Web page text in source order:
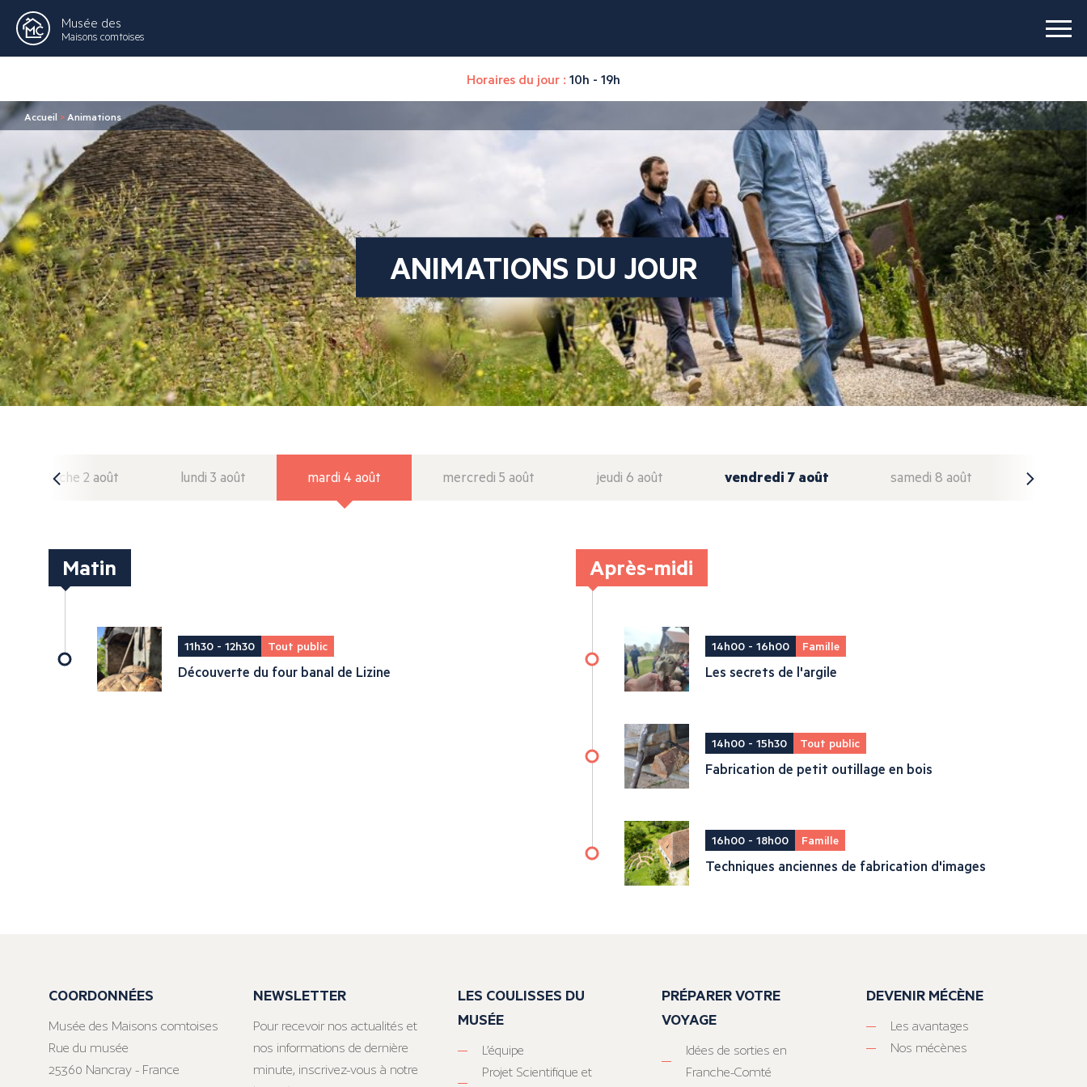
Musée des
Maisons comtoises
Horaires du jour : 10h - 19h
Accueil > Animations
ANIMATIONS DU JOUR
dimanche 2 août lundi 3 août mardi 4 août mercredi 5 août jeudi 6 août vendredi 7 août samedi 8 août
Matin
11h30 - 12h30 Tout public
Découverte du four banal de Lizine
Après-midi
14h00 - 16h00 Famille
Les secrets de l'argile
14h00 - 15h30 Tout public
Fabrication de petit outillage en bois
16h00 - 18h00 Famille
Techniques anciennes de fabrication d'images
COORDONNÉES
Musée des Maisons comtoises
Rue du musée
25360 Nancray - France
NEWSLETTER
Pour recevoir nos actualités et
nos informations de dernière
minute, inscrivez-vous à notre
LES COULISSES DU
MUSÉE
L’équipe
Projet Scientifique et
PRÉPARER VOTRE
VOYAGE
Idées de sorties en
Franche-Comté
DEVENIR MÉCÈNE
Les avantages
Nos mécènes